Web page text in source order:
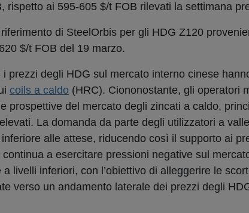
rispetto ai 595-605 $/t FOB rilevati la settimana
di SteelOrbis per gli HDG Z120
$/t FOB del 19 marzo.
prezzi degli HDG sul mercato interno cinese
coils a caldo (HRC). Ciononostante, gli operatori
prospettive del mercato degli zincati a caldo,
La domanda da parte degli utilizzatori a
alle attese, riducendo così il supporto ai
a esercitare pressioni negative sul
livelli inferiori, con l’obiettivo di alleggerire le
verso un andamento laterale dei prezzi degli